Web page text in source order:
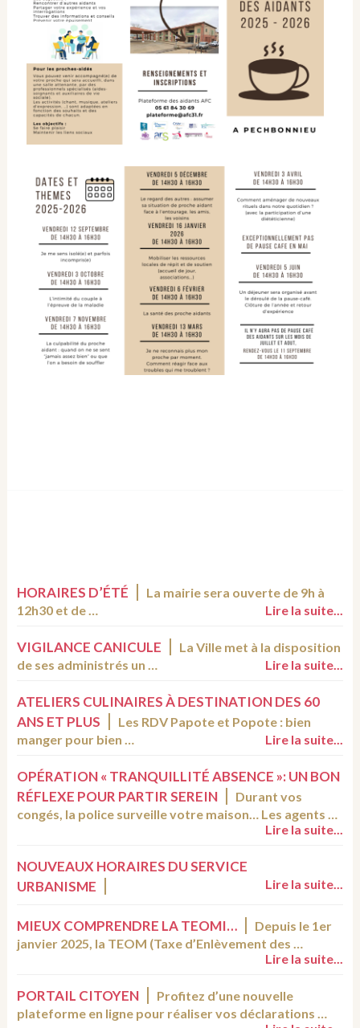
HORAIRES D’ÉTÉ
La mairie sera ouverte de 9h à
12h30 et de …
Lire la suite...
VIGILANCE CANICULE
La Ville met à la disposition
de ses administrés un …
Lire la suite...
ATELIERS CULINAIRES À DESTINATION DES 60
ANS ET PLUS
Les RDV Papote et Popote : bien
manger pour bien …
Lire la suite...
OPÉRATION « TRANQUILLITÉ ABSENCE »: UN BON
RÉFLEXE POUR PARTIR SEREIN
Durant vos
congés, la police surveille votre maison… Les agents …
Lire la suite...
NOUVEAUX HORAIRES DU SERVICE
URBANISME
Lire la suite...
MIEUX COMPRENDRE LA TEOMI…
Depuis le 1er
janvier 2025, la TEOM (Taxe d’Enlèvement des …
Lire la suite...
PORTAIL CITOYEN
Profitez d’une nouvelle
plateforme en ligne pour réaliser vos déclarations …